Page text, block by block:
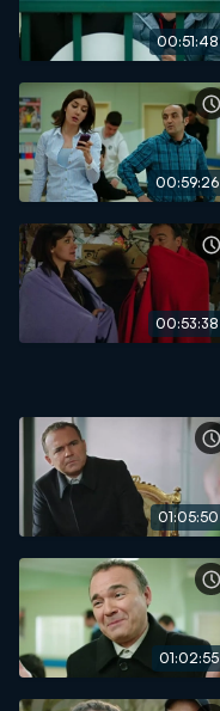
00:51:48
00:59:26
00:53:38
01:05:50
01:02:55